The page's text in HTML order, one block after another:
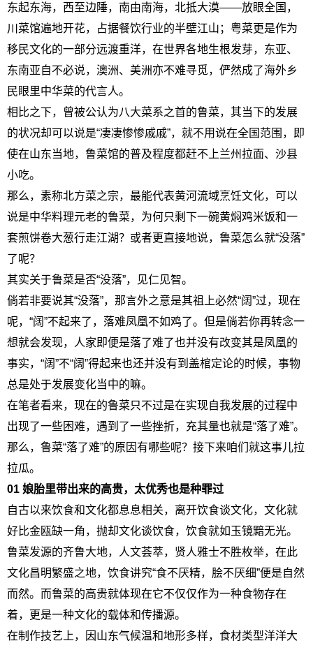
东起东海，西至边陲，南由南海，北抵大漠——放眼全国，
川菜馆遍地开花，占据餐饮行业的半壁江山；粤菜更是作为
移民文化的一部分远渡重洋，在世界各地生根发芽，东亚、
东南亚自不必说，澳洲、美洲亦不难寻觅，俨然成了海外乡
民眼里中华菜的代言人。
相比之下，曾被公认为八大菜系之首的鲁菜，其当下的发展
的状况却可以说是“凄凄惨惨戚戚”，就不用说在全国范围，即
使在山东当地，鲁菜馆的普及程度都赶不上兰州拉面、沙县
小吃。
那么，素称北方菜之宗，最能代表黄河流域烹饪文化，可以
说是中华料理元老的鲁菜，为何只剩下一碗黄焖鸡米饭和一
套煎饼卷大葱行走江湖？或者更直接地说，鲁菜怎么就“没落”
了呢？
其实关于鲁菜是否“没落”，见仁见智。
倘若非要说其“没落”，那言外之意是其祖上必然“阔”过，现在
呢，“阔”不起来了，落难凤凰不如鸡了。但是倘若你再转念一
想就会发现，人家即便是落了难了也并没有改变其是凤凰的
事实，“阔”不“阔”得起来也还并没有到盖棺定论的时候，事物
总是处于发展变化当中的嘛。
在笔者看来，现在的鲁菜只不过是在实现自我发展的过程中
出现了一些困难，遇到了一些挫折，充其量也就是“落了难”。
那么，鲁菜“落了难”的原因有哪些呢？接下来咱们就这事儿拉
拉瓜。
01 娘胎里带出来的高贵，太优秀也是种罪过
自古以来饮食和文化都息息相关，离开饮食谈文化，文化就
好比金瓯缺一角，抛却文化谈饮食，饮食就如玉镜黯无光。
鲁菜发源的齐鲁大地，人文荟萃，贤人雅士不胜枚举，在此
文化昌明繁盛之地，饮食讲究“食不厌精，脍不厌细”便是自然
而然。而鲁菜的高贵就体现在它不仅仅作为一种食物存在
着，更是一种文化的载体和传播源。
在制作技艺上，因山东气候温和地形多样，食材类型洋洋大